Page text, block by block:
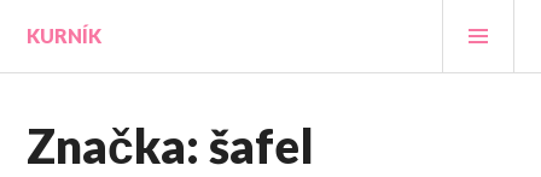
obsah
KURNÍK
Značka:šafel